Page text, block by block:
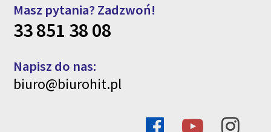
Masz pytania? Zadzwoń!
33 851 38 08
Napisz do nas:
biuro@biurohit.pl